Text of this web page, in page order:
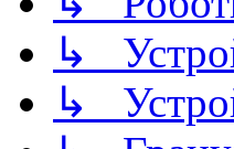
↳
↳